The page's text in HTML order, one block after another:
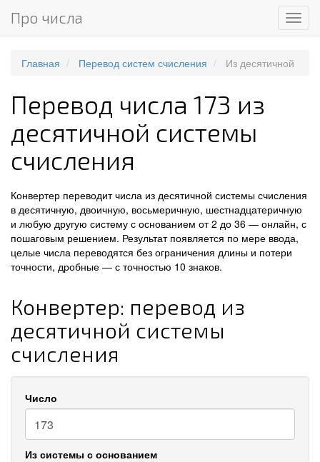
Меню
Про числа
Главная Перевод систем счисления Из десятичной
Перевод числа 173 из
десятичной системы
счисления
Конвертер переводит числа из десятичной системы счисления
в десятичную, двоичную, восьмеричную, шестнадцатеричную
и любую другую систему с основанием от 2 до 36 — онлайн, с
пошаговым решением. Результат появляется по мере ввода,
целые числа переводятся без ограничения длины и потери
точности, дробные — с точностью 10 знаков.
Конвертер: перевод из
десятичной системы
счисления
Число
Из системы с основанием